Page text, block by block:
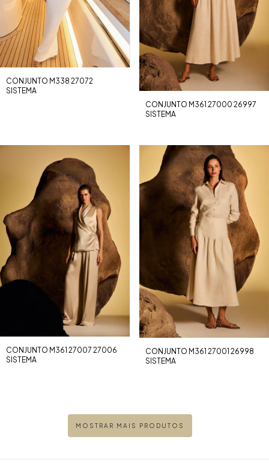
CONJUNTO M338 27072
SISTEMA
CONJUNTO M361 27000 26997
SISTEMA
CONJUNTO M361 27007 27006
SISTEMA
CONJUNTO M361 27001 26998
SISTEMA
MOSTRAR MAIS PRODUTOS